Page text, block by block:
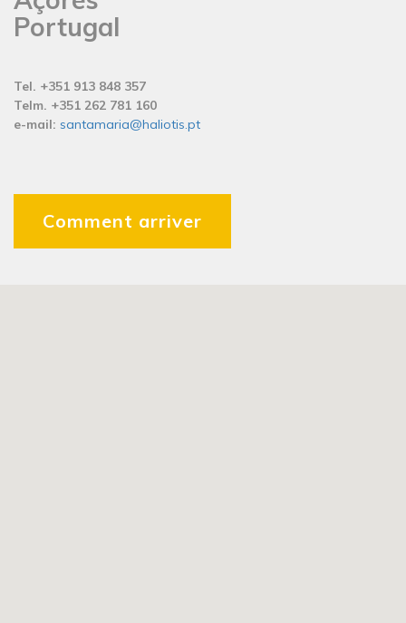
Portugal
Tel. +351 913 848 357
Telm. +351 262 781 160
e-mail: santamaria@haliotis.pt
Comment arriver